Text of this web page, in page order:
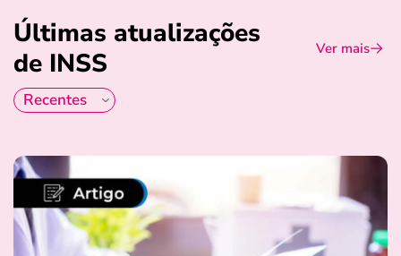
Últimas atualizações
de INSS
Ver mais